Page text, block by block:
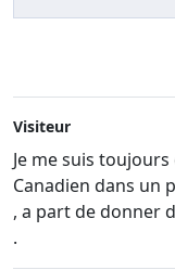
Visiteur
Je me suis
Canadien dans un
, a part de donner
.